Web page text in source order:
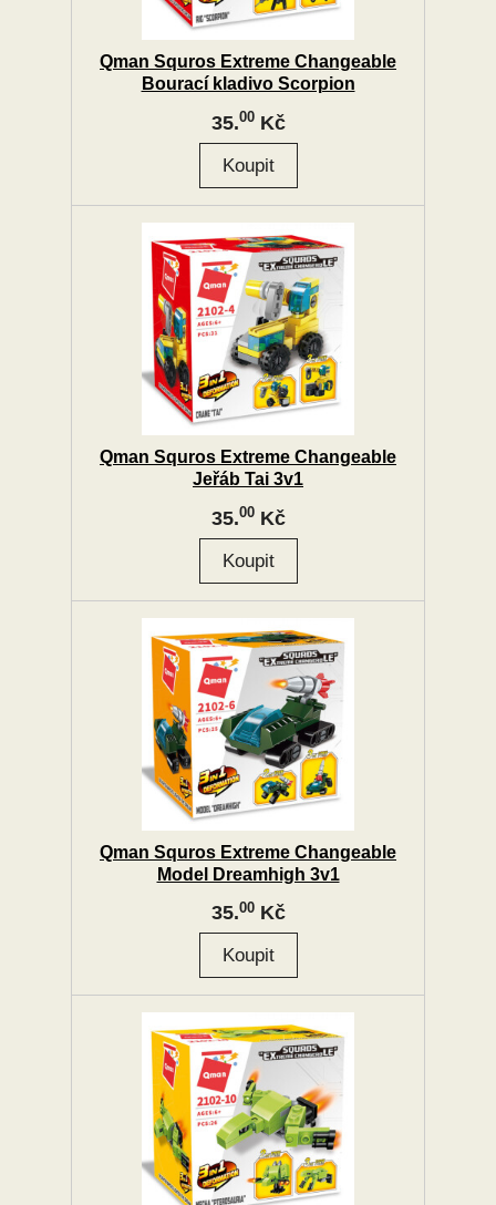
Qman Squros Extreme Changeable
Bourací kladivo Scorpion
35.00Kč
Qman Squros Extreme Changeable
Jeřáb Tai 3v1
35.00Kč
Qman Squros Extreme Changeable
Model Dreamhigh 3v1
35.00Kč